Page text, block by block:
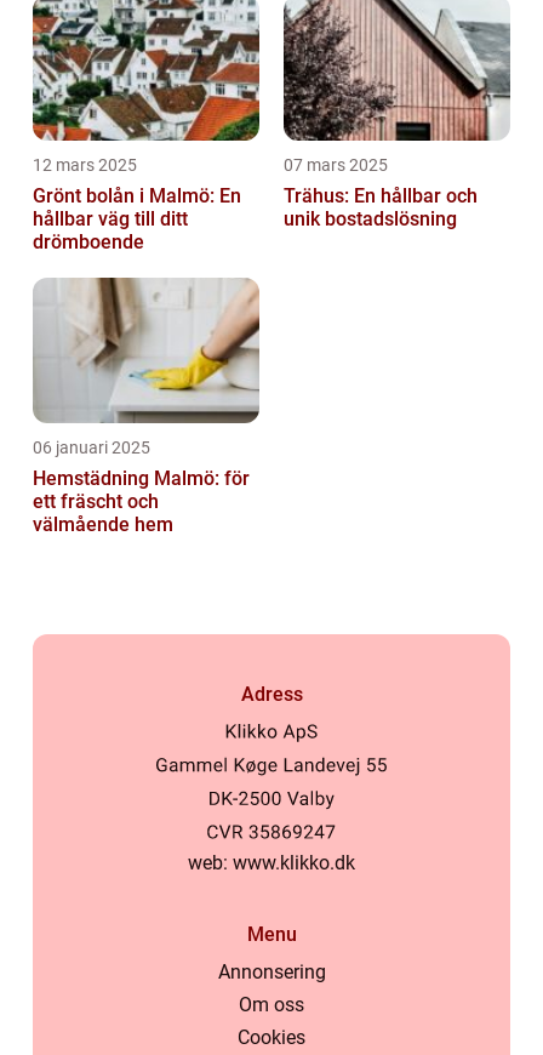
12 mars 2025
Grönt bolån i Malmö: En
hållbar väg till ditt
drömboende
07 mars 2025
Trähus: En hållbar och
unik bostadslösning
06 januari 2025
Hemstädning Malmö: för
ett fräscht och
välmående hem
Adress
web: www.klikko.dk
Menu
Annonsering
Om oss
Cookies